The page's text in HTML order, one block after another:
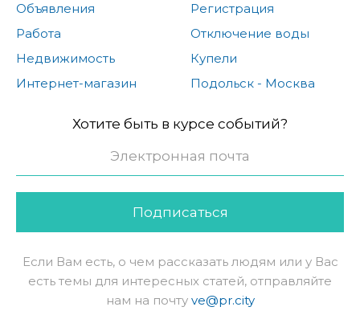
Объявления
Работа
Недвижимость
Интернет-магазин
Регистрация
Отключение воды
Купели
Подольск - Москва
Хотите быть в курсе событий?
Подписаться
Если Вам есть, о чем рассказать людям или у Вас
есть темы для интересных статей, отправляйте
нам на почту ve@pr.city